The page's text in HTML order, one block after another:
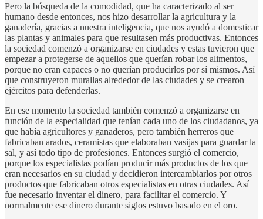
Pero la búsqueda de la comodidad, que ha caracterizado al ser
humano desde entonces, nos hizo desarrollar la agricultura y la
ganadería, gracias a nuestra inteligencia, que nos ayudó a domesticar
las plantas y animales para que resultasen más productivas. Entonces
la sociedad comenzó a organizarse en ciudades y estas tuvieron que
empezar a protegerse de aquellos que querían robar los alimentos,
porque no eran capaces o no querían producirlos por sí mismos. Así
que construyeron murallas alrededor de las ciudades y se crearon
ejércitos para defenderlas.
En ese momento la sociedad también comenzó a organizarse en
función de la especialidad que tenían cada uno de los ciudadanos, ya
que había agricultores y ganaderos, pero también herreros que
fabricaban arados, ceramistas que elaboraban vasijas para guardar la
sal, y así todo tipo de profesiones. Entonces surgió el comercio,
porque los especialistas podían producir más productos de los que
eran necesarios en su ciudad y decidieron intercambiarlos por otros
productos que fabricaban otros especialistas en otras ciudades. Así
fue necesario inventar el dinero, para facilitar el comercio. Y
normalmente ese dinero durante siglos estuvo basado en el oro.